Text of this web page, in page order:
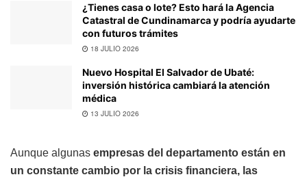
¿Tienes casa o lote? Esto hará la Agencia
Catastral de Cundinamarca y podría ayudarte
con futuros trámites
18 JULIO 2026
Nuevo Hospital El Salvador de Ubaté:
inversión histórica cambiará la atención
médica
13 JULIO 2026
Aunque algunas empresas del departamento están en
un constante cambio por la crisis financiera, las